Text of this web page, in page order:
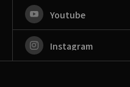
Youtube
Instagram